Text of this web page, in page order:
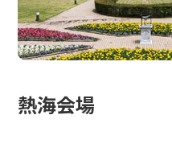
熱海会場